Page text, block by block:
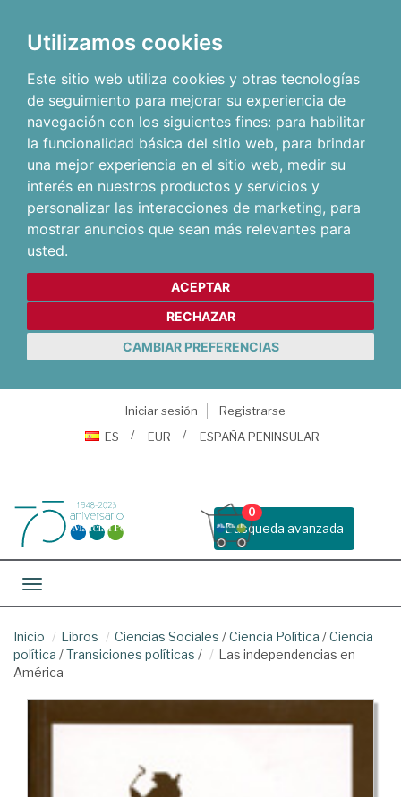
Utilizamos cookies
Este sitio web utiliza cookies y otras tecnologías
de seguimiento para mejorar su experiencia de
navegación con los siguientes fines: para habilitar
la funcionalidad básica del sitio web, para brindar
una mejor experiencia en el sitio web, medir su
interés en nuestros productos y servicios y
personalizar las interacciones de marketing, para
mostrar anuncios que sean más relevantes para
usted.
ACEPTAR
RECHAZAR
CAMBIAR PREFERENCIAS
Iniciar sesión
Registrarse
ES
EUR ESPAÑA PENINSULAR
Busqueda avanzada
0
Toggle navigation
Inicio Libros Ciencias Sociales /Ciencia Política /Ciencia
política /Transiciones políticas /
Las independencias en
América